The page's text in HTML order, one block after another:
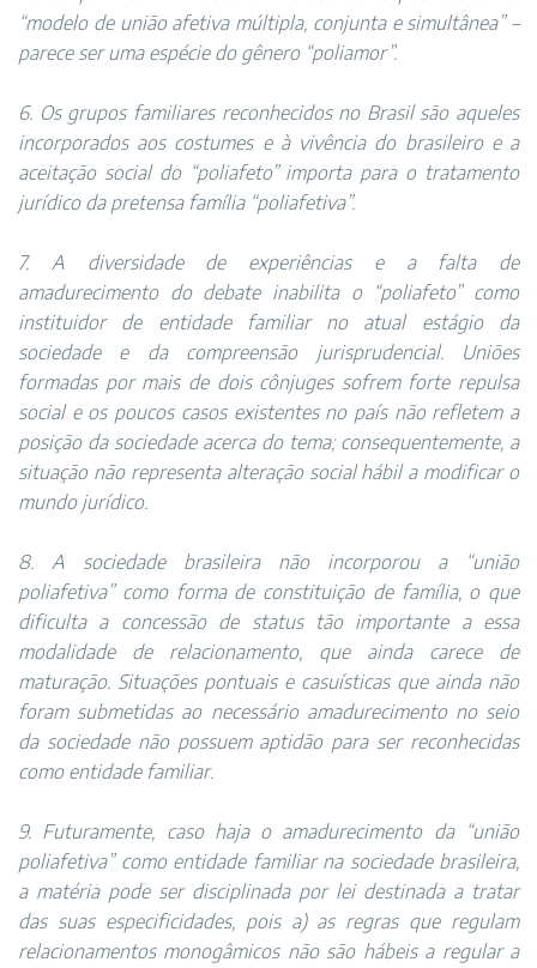
“modelo de união afetiva múltipla, conjunta e simultânea” –
parece ser uma espécie do gênero “poliamor”.
6. Os grupos familiares reconhecidos no Brasil são aqueles
incorporados aos costumes e à vivência do brasileiro e a
aceitação social do “poliafeto” importa para o tratamento
jurídico da pretensa família “poliafetiva”.
7. A diversidade de experiências e a falta de
amadurecimento do debate inabilita o “poliafeto” como
instituidor de entidade familiar no atual estágio da
sociedade e da compreensão jurisprudencial. Uniões
formadas por mais de dois cônjuges sofrem forte repulsa
social e os poucos casos existentes no país não refletem a
posição da sociedade acerca do tema; consequentemente, a
situação não representa alteração social hábil a modificar o
mundo jurídico.
8. A sociedade brasileira não incorporou a “união
poliafetiva” como forma de constituição de família, o que
dificulta a concessão de status tão importante a essa
modalidade de relacionamento, que ainda carece de
maturação. Situações pontuais e casuísticas que ainda não
foram submetidas ao necessário amadurecimento no seio
da sociedade não possuem aptidão para ser reconhecidas
como entidade familiar.
9. Futuramente, caso haja o amadurecimento da “união
poliafetiva” como entidade familiar na sociedade brasileira,
a matéria pode ser disciplinada por lei destinada a tratar
das suas especificidades, pois a) as regras que regulam
relacionamentos monogâmicos não são hábeis a regular a